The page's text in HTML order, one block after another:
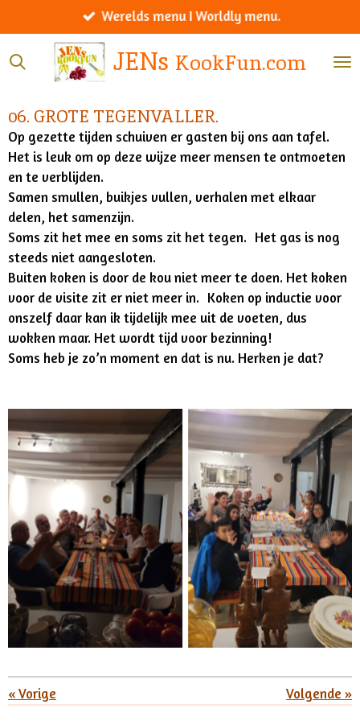
direct
naar
JENsKookFun.com
Werelds menu I Worldly menu.
06. GROTE TEGENVALLER.
Op gezette tijden schuiven er gasten bij ons aan tafel.
Het is leuk om op deze wijze meer mensen te ontmoeten
en te verblijden.
Samen smullen, buikjes vullen, verhalen met elkaar
delen, het samenzijn.
Soms zit het mee en soms zit het tegen. Het gas is nog
steeds niet aangesloten.
Buiten koken is door de kou niet meer te doen. Het koken
voor de visite zit er niet meer in. Koken op inductie voor
onszelf daar kan ik tijdelijk mee uit de voeten, dus
wokken maar. Het wordt tijd voor bezinning!
Soms heb je zo’n moment en dat is nu. Herken je dat?
« Vorige Volgende »